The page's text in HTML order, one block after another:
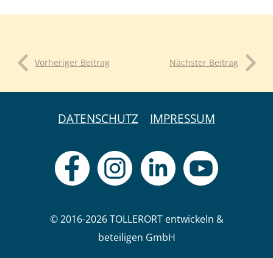
Vorheriger Beitrag Nächster Beitrag
DATENSCHUTZ IMPRESSUM
© 2016-2026 TOLLERORT entwickeln &
beteiligen GmbH